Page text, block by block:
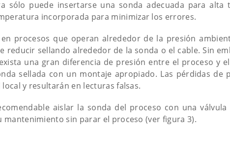
sólo puede insertarse una sonda adecuada para alta
incorporada para minimizar los errores.
procesos que operan alrededor de la presión
reducir sellando alrededor de la sonda o el cable. Sin
una gran diferencia de presión entre el proceso y
sellada con un montaje apropiado. Las pérdidas de
y resultarán en lecturas falsas.
aislar la sonda del proceso con una
mantenimiento sin parar el proceso (ver figura 3).